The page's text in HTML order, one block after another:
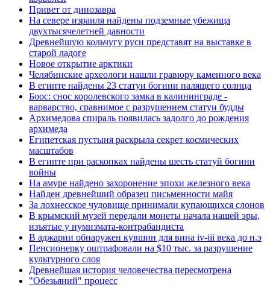
Привет от динозавра
На севере израиля найдены подземные убежища
двухтысячелетней давности
Древнейшую кольчугу руси представят на выставке в
старой ладоге
Новое открытие арктики
Челябинские археологи нашли гравюру каменного века
В египте найдены 23 статуи богини палящего солнца
Боос: снос королевского замка в калининграде -
варварство, сравнимое с разрушением статуи будды
Архимедова спираль появилась задолго до рождения
архимеда
Египетская пустыня раскрыла секрет космических
масштабов
В египте при раскопках найдены шесть статуй богини
войны
На амуре найдено захоронение эпохи железного века
Найден древнейший образец письменности майя
За лохнесское чудовище принимали купающихся слонов
В крымский музей передали монеты начала нашей эры,
изъятые у нумизмата-контрабандиста
В аджарии обнаружен кувшин для вина iv-iii века до н.э
Пенсионерку оштрафовали на $10 тыс. за разрушение
культурного слоя
Древнейшая история человечества пересмотрена
"Обезьяний" процесс